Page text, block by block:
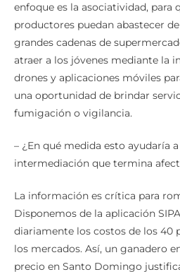
enfoque es la asociatividad, para
productores puedan abastecer
grandes cadenas de
atraer a los jóvenes mediante la
drones y aplicaciones móviles
una oportunidad de brindar
fumigación o vigilancia.
– ¿En qué medida esto ayudaría
intermediación que termina
La información es crítica para
Disponemos de la aplicación
diariamente los costos de los 40
los mercados. Así, un ganadero
precio en Santo Domingo